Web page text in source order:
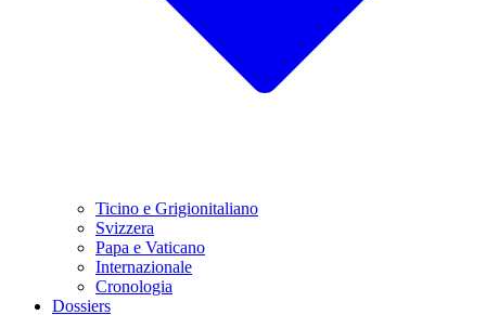
Ticino e Grigionitaliano
Svizzera
Papa e Vaticano
Internazionale
Cronologia
Dossiers